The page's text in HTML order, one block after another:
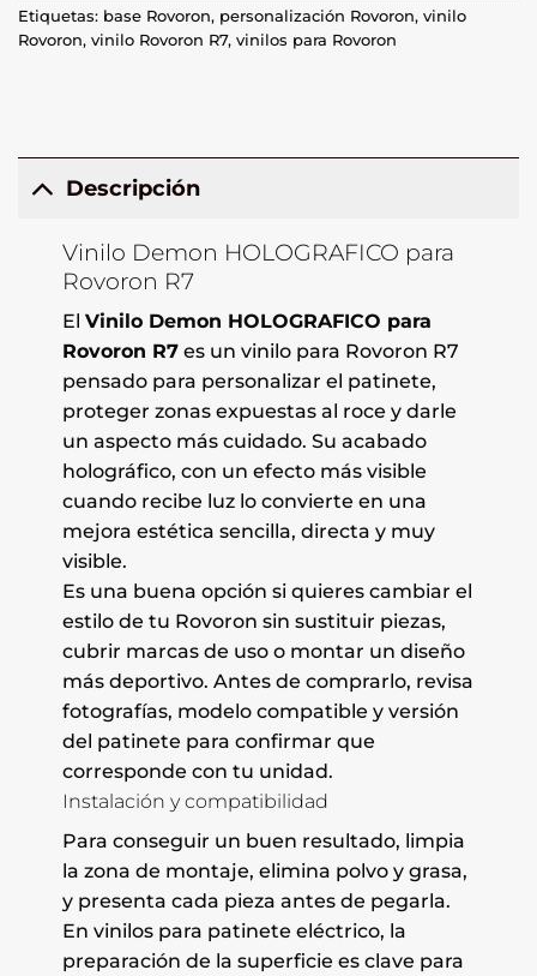
Etiquetas: base Rovoron, personalización Rovoron, vinilo
Rovoron, vinilo Rovoron R7, vinilos para Rovoron
Descripción
Vinilo Demon HOLOGRAFICO para
Rovoron R7
El Vinilo Demon HOLOGRAFICO para
Rovoron R7es un vinilo para Rovoron R7
pensado para personalizar el patinete,
proteger zonas expuestas al roce y darle
un aspecto más cuidado. Su acabado
holográfico, con un efecto más visible
cuando recibe luz lo convierte en una
mejora estética sencilla, directa y muy
visible.
Es una buena opción si quieres cambiar el
estilo de tu Rovoron sin sustituir piezas,
cubrir marcas de uso o montar un diseño
más deportivo. Antes de comprarlo, revisa
fotografías, modelo compatible y versión
del patinete para confirmar que
corresponde con tu unidad.
Instalación y compatibilidad
Para conseguir un buen resultado, limpia
la zona de montaje, elimina polvo y grasa,
y presenta cada pieza antes de pegarla.
En vinilos para patinete eléctrico, la
preparación de la superficie es clave para